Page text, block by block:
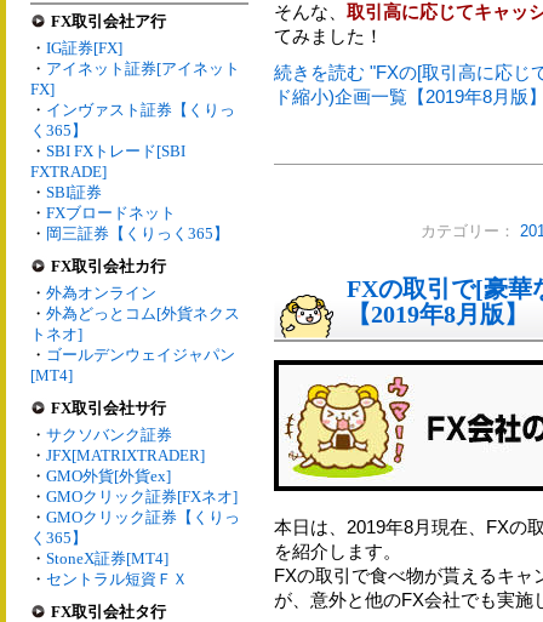
FX取引会社ア行
・ IG証券[FX]
・ アイネット証券[アイネット
FX]
・ インヴァスト証券【くりっ
く365】
・ SBI FXトレード[SBI
FXTRADE]
・ SBI証券
・ FXブロードネット
・ 岡三証券【くりっく365】
FX取引会社カ行
・ 外為オンライン
・ 外為どっとコム[外貨ネクス
トネオ]
・ ゴールデンウェイジャパン
[MT4]
FX取引会社サ行
・ サクソバンク証券
・ JFX[MATRIXTRADER]
・ GMO外貨[外貨ex]
・ GMOクリック証券[FXネオ]
・ GMOクリック証券【くりっ
く365】
・ StoneX証券[MT4]
・ セントラル短資ＦＸ
FX取引会社タ行
そんな、 取引高に応じてキャッ
てみました！
続きを読む "FXの[取引高に応じ
ド縮小)企画一覧【2019年8月版
カテゴリー：
FXの取引で[豪華
【2019年8月版】
本日は、2019年8月現在、FXの
を紹介します。
FXの取引で食べ物が貰えるキャ
が、意外と他のFX会社でも実施